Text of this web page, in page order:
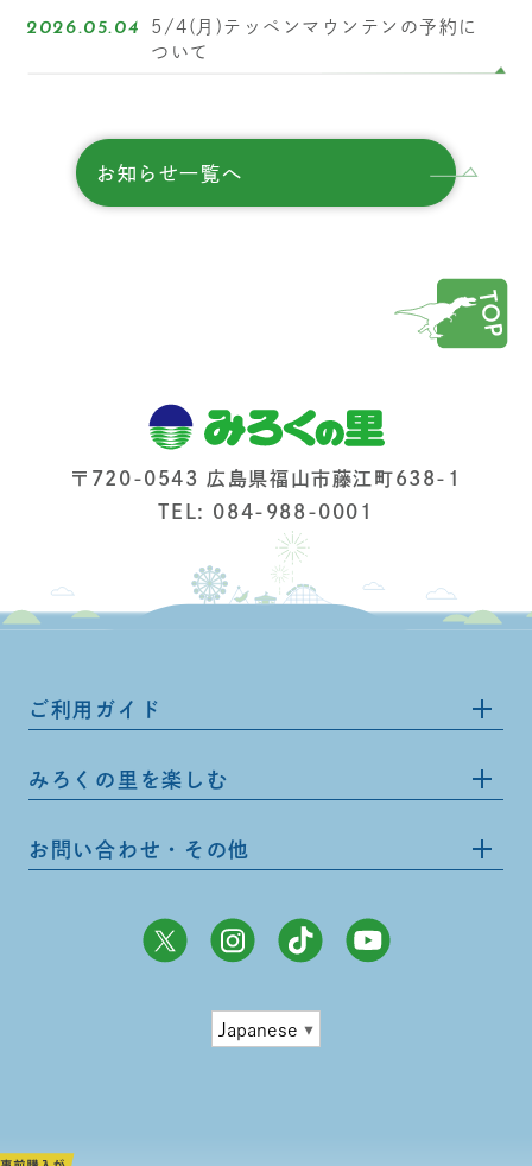
2026.05.04
5/4(月)テッペンマウンテンの予約に
ついて
お知らせ一覧へ
〒720-0543 広島県福山市藤江町638-1
TEL: 084-988-0001
ご利用ガイド
みろくの里を楽しむ
お問い合わせ・その他
Japanese ▼